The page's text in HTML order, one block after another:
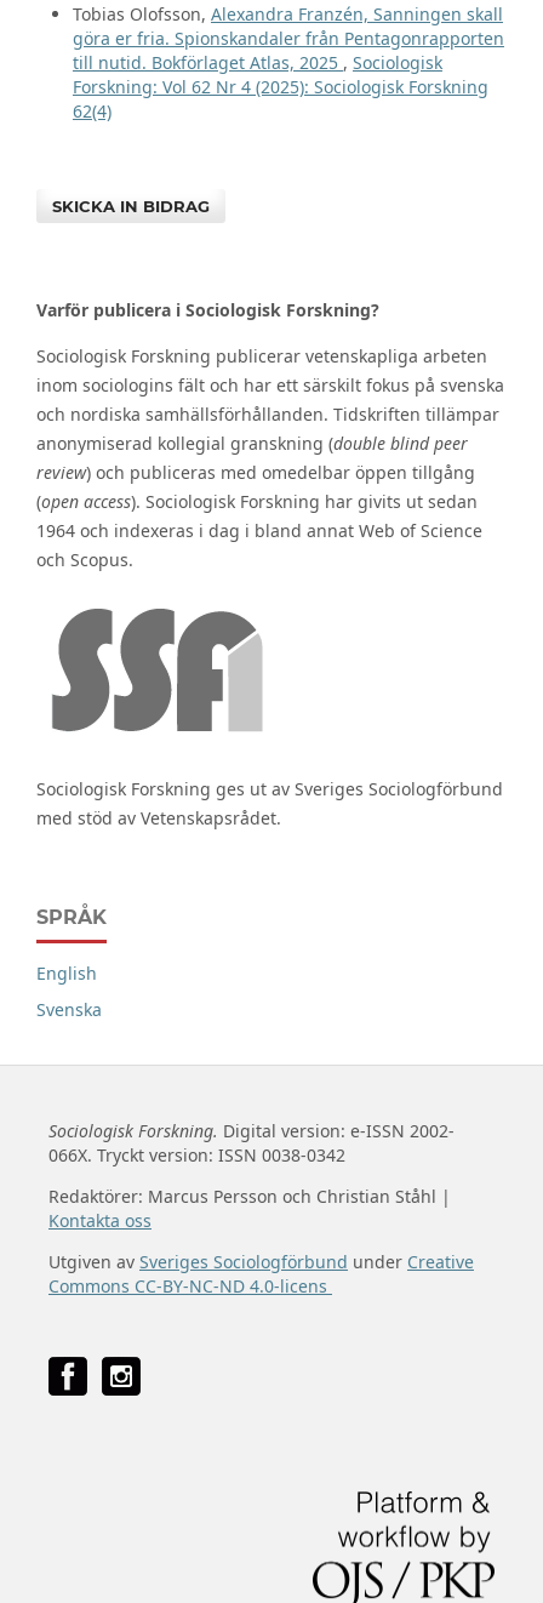
Tobias Olofsson, Alexandra Franzén, Sanningen skall
göra er fria. Spionskandaler från Pentagonrapporten
till nutid. Bokförlaget Atlas, 2025 , Sociologisk
Forskning: Vol 62 Nr 4 (2025): Sociologisk Forskning
62(4)
SKICKA IN BIDRAG
Varför publicera i Sociologisk Forskning?
Sociologisk Forskning publicerar vetenskapliga arbeten
inom sociologins fält och har ett särskilt fokus på svenska
och nordiska samhällsförhållanden. Tidskriften tillämpar
anonymiserad kollegial granskning (double blind peer
review) och publiceras med omedelbar öppen tillgång
(open access). Sociologisk Forskning har givits ut sedan
1964 och indexeras i dag i bland annat Web of Science
och Scopus.
Sociologisk Forskning ges ut av Sveriges Sociologförbund
med stöd av Vetenskapsrådet.
SPRÅK
English
Svenska
Sociologisk Forskning. Digital version: e-ISSN 2002-
066X. Tryckt version: ISSN 0038-0342
Redaktörer: Marcus Persson och Christian Ståhl |
Kontakta oss
Utgiven av Sveriges Sociologförbund under Creative
Commons CC-BY-NC-ND 4.0-licens